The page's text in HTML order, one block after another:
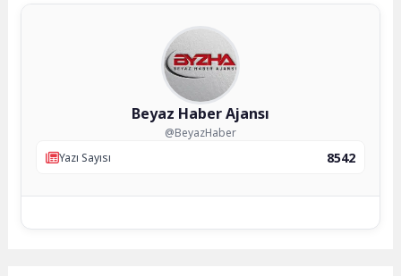
Beyaz Haber Ajansı
@BeyazHaber
Yazı Sayısı
8542